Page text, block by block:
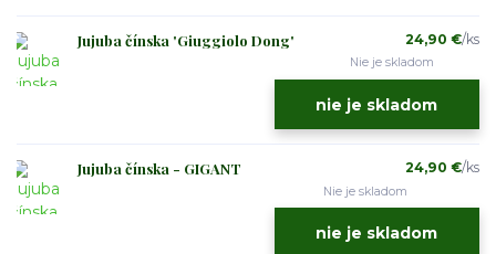
Jujuba čínska 'Giuggiolo Dong' 24,90 €/ks
Nie je skladom
nie je skladom
Jujuba čínska - GIGANT 24,90 €/ks
Nie je skladom
nie je skladom